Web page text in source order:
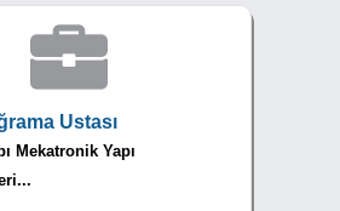
Ustası
Mekatronik Yapı